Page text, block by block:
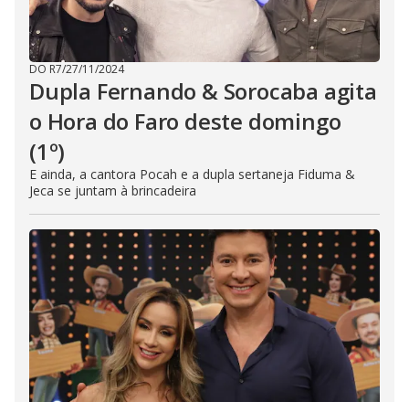
DO R7/27/11/2024
Dupla Fernando & Sorocaba agita
o Hora do Faro deste domingo
(1º)
E ainda, a cantora Pocah e a dupla sertaneja Fiduma &
Jeca se juntam à brincadeira